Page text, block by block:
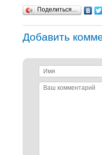
Поделиться…
Добавить
Имя
Ваш